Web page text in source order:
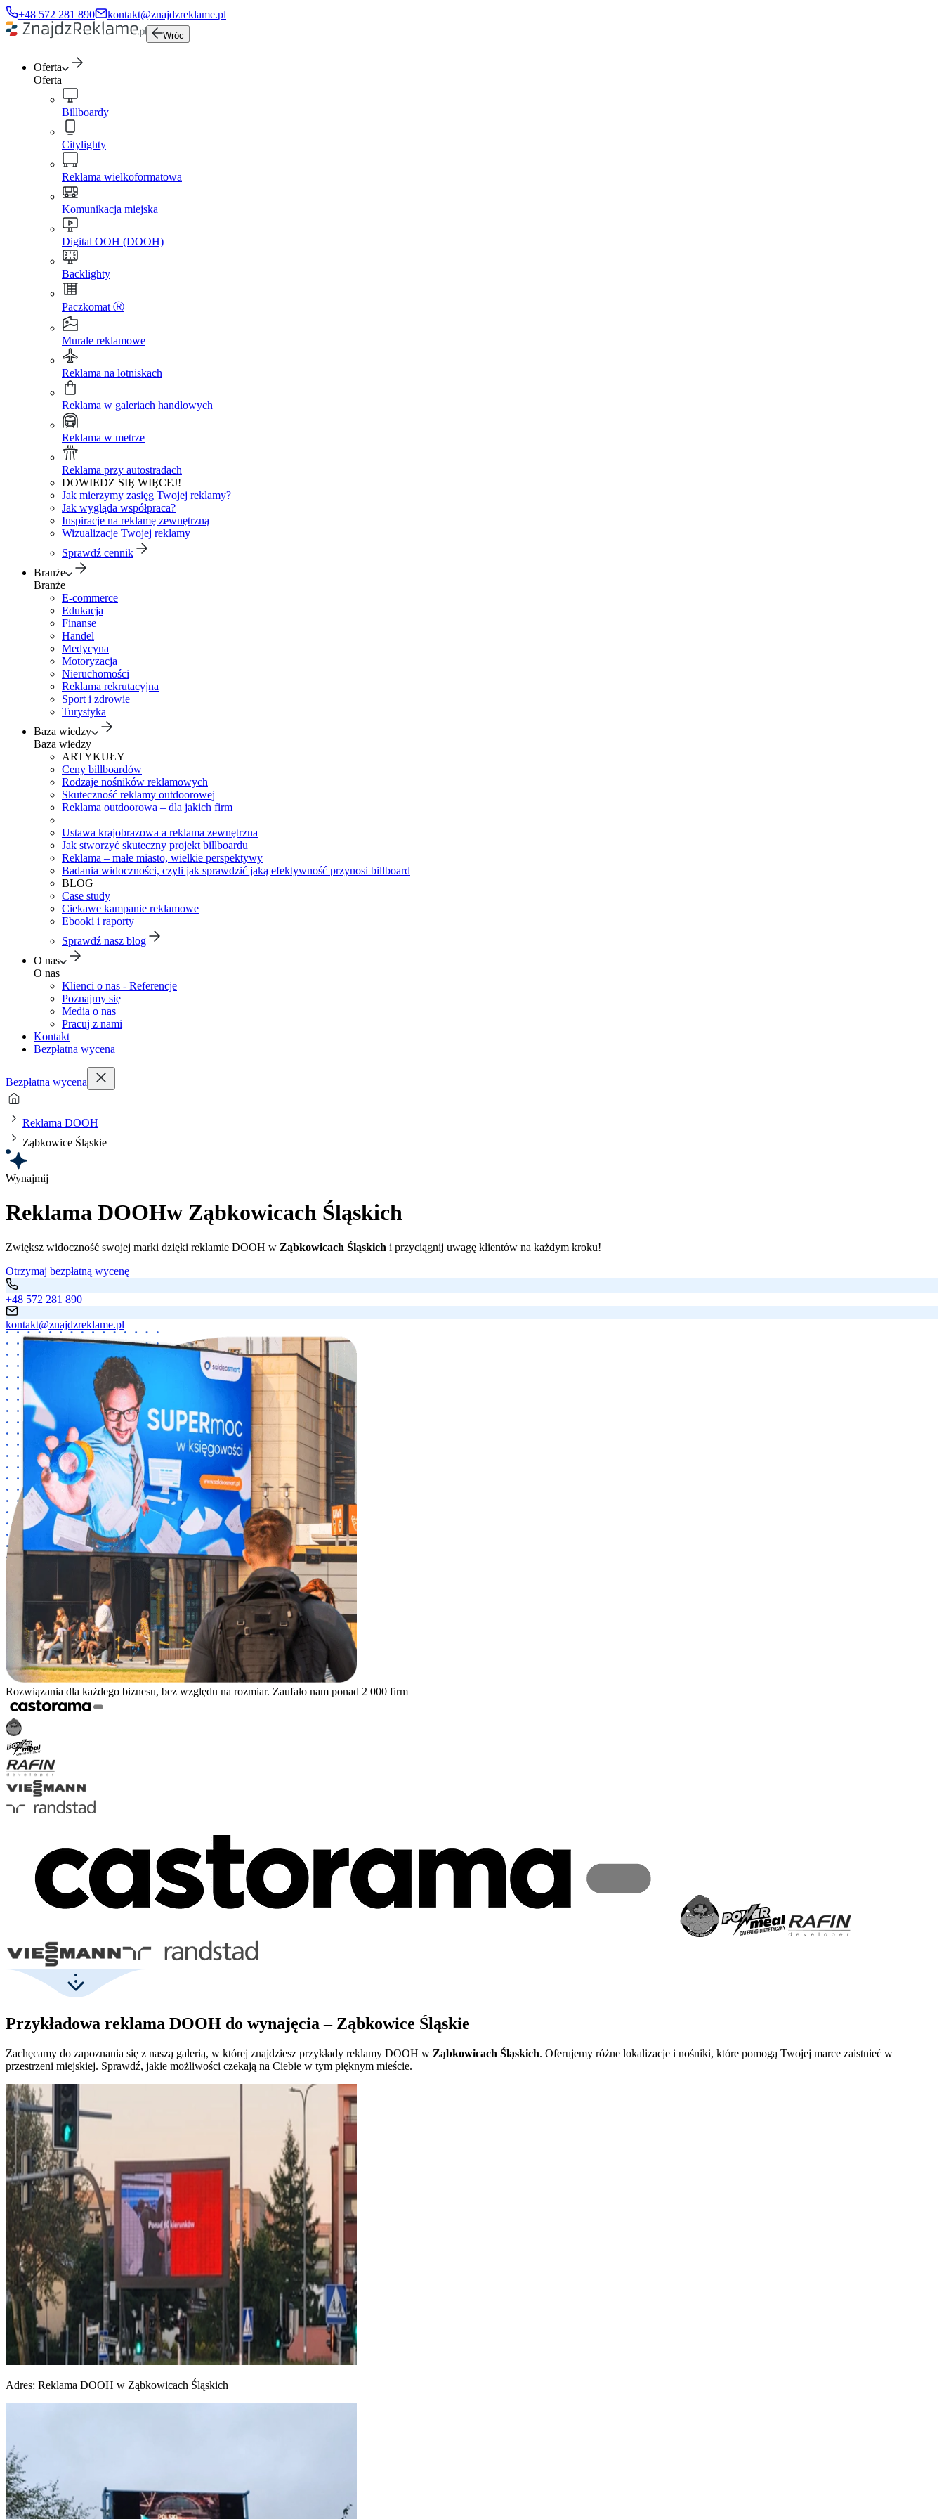
+48 572 281 890 kontakt@znajdzreklame.pl
Wróc
Oferta
Oferta
Billboardy
Citylighty
Reklama wielkoformatowa
Komunikacja miejska
Digital OOH (DOOH)
Backlighty
Paczkomat Ⓡ
Murale reklamowe
Reklama na lotniskach
Reklama w galeriach handlowych
Reklama w metrze
Reklama przy autostradach
DOWIEDZ SIĘ WIĘCEJ!
Jak mierzymy zasięg Twojej reklamy?
Jak wygląda współpraca?
Inspiracje na reklamę zewnętrzną
Wizualizacje Twojej reklamy
Sprawdź cennik
Branże
Branże
E-commerce
Edukacja
Finanse
Handel
Medycyna
Motoryzacja
Nieruchomości
Reklama rekrutacyjna
Sport i zdrowie
Turystyka
Baza wiedzy
Baza wiedzy
ARTYKUŁY
Ceny billboardów
Rodzaje nośników reklamowych
Skuteczność reklamy outdoorowej
Reklama outdoorowa – dla jakich firm
Ustawa krajobrazowa a reklama zewnętrzna
Jak stworzyć skuteczny projekt billboardu
Reklama – małe miasto, wielkie perspektywy
Badania widoczności, czyli jak sprawdzić jaką efektywność przynosi billboard
BLOG
Case study
Ciekawe kampanie reklamowe
Ebooki i raporty
Sprawdź nasz blog
O nas
O nas
Klienci o nas - Referencje
Poznajmy się
Media o nas
Pracuj z nami
Kontakt
Bezpłatna wycena
Bezpłatna wycena
Reklama DOOH
Ząbkowice Śląskie
Wynajmij
Reklama DOOHw Ząbkowicach Śląskich
Zwiększ widoczność swojej marki dzięki reklamie DOOH w Ząbkowicach Śląskich i przyciągnij uwagę klientów na każdym kroku!
Otrzymaj bezpłatną wycenę
+48 572 281 890
kontakt@znajdzreklame.pl
Rozwiązania dla każdego biznesu, bez względu na rozmiar. Zaufało nam ponad 2 000 firm
Przykładowa reklama DOOH do wynajęcia – Ząbkowice Śląskie
Zachęcamy do zapoznania się z naszą galerią, w której znajdziesz przykłady reklamy DOOH w Ząbkowicach Śląskich. Oferujemy różne lokalizacje i nośniki, które pomogą Twojej marce zaistnieć w
przestrzeni miejskiej. Sprawdź, jakie możliwości czekają na Ciebie w tym pięknym mieście.
Adres: Reklama DOOH w Ząbkowicach Śląskich